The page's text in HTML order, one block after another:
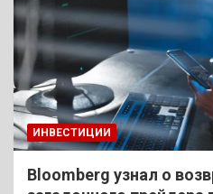
ИНВЕСТИЦИИ
Bloomberg узнал о